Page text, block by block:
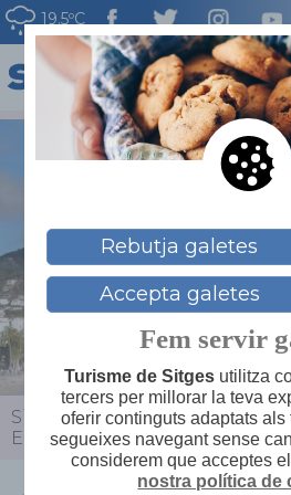
19.5ºC
Sitges > Actualitat > Agenda >
Ensemble
Rebutja galetes
Accepta galetes
Fem servir
Turisme de Sitgesutilitza
tercers per millorar la teva
oferir continguts adaptats
segueixes navegant sense
considerem que acceptes
nostra política de